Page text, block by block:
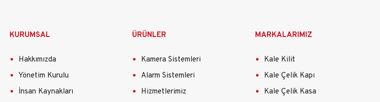
KURUMSAL
Hakkımızda
Yönetim Kurulu
İnsan Kaynakları
ÜRÜNLER
Kamera Sistemleri
Alarm Sistemleri
Hizmetlerimiz
MARKALARIMIZ
Kale Kilit
Kale Çelik Kapı
Kale Çelik Kasa